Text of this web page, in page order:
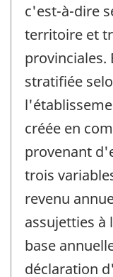
c'est-à-dire
territoire et
provinciales.
stratifiée
créée en
provenant
trois
revenu
assujetties à
base
déclaration